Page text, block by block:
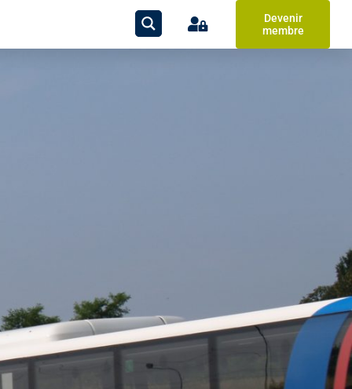
Devenir
membre